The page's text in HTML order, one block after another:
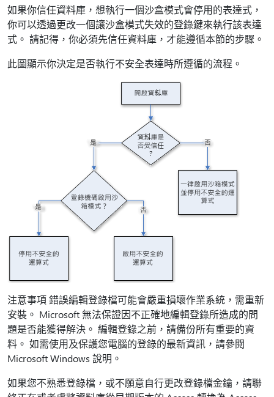
如果你信任資料庫，想執行一個沙盒模式會停用的表達式，
你可以透過更改一個讓沙盒模式失效的登錄鍵來執行該表達
式。 請記得，你必須先信任資料庫，才能遵循本節的步驟。
此圖顯示你決定是否執行不安全表達時所遵循的流程。
注意事項 錯誤編輯登錄檔可能會嚴重損壞作業系統，需重新
安裝。 Microsoft 無法保證因不正確地編輯登錄所造成的問
題是否能獲得解決。 編輯登錄之前，請備份所有重要的資
料。 如需使用及保護您電腦的登錄的最新資訊，請參閱
Microsoft Windows 說明。
如果您不熟悉登錄檔，或不願意自行更改登錄檔金鑰，請聯